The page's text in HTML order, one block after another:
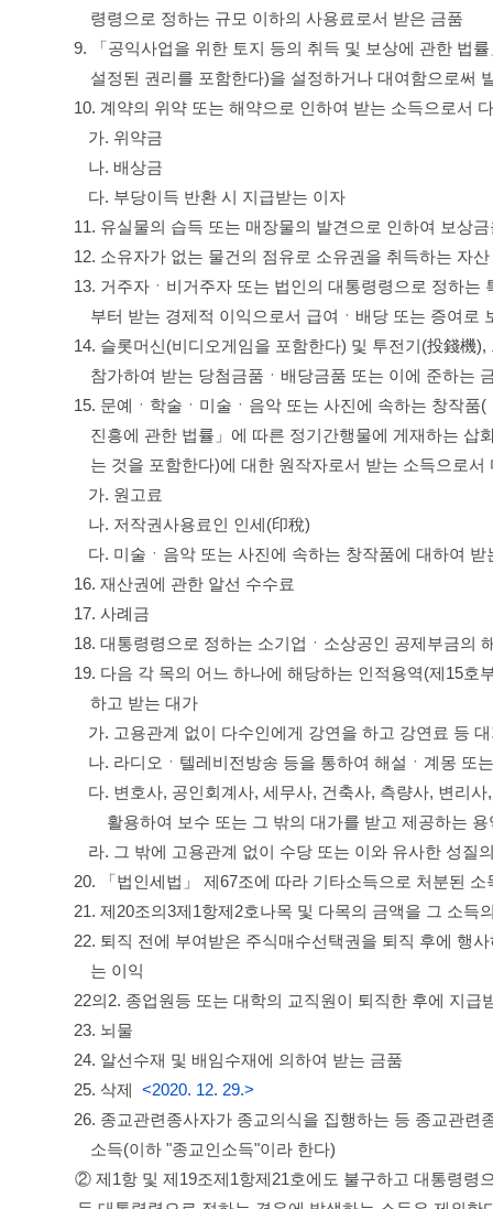
령령으로 정하는 규모 이하의 사용료로서 받은 금품
9. 「공익사업을 위한 토지 등의 취득 및 보상에 관한 법
설정된 권리를 포함한다)을 설정하거나 대여함으로써
10. 계약의 위약 또는 해약으로 인하여 받는 소득으로서
가. 위약금
나. 배상금
다. 부당이득 반환 시 지급받는 이자
11. 유실물의 습득 또는 매장물의 발견으로 인하여 보상
12. 소유자가 없는 물건의 점유로 소유권을 취득하는 자산
13. 거주자ㆍ비거주자 또는 법인의 대통령령으로 정하
부터 받는 경제적 이익으로서 급여ㆍ배당 또는 증여로
14. 슬롯머신(비디오게임을 포함한다) 및 투전기(投錢機
참가하여 받는 당첨금품ㆍ배당금품 또는 이에 준하는
15. 문예ㆍ학술ㆍ미술ㆍ음악 또는 사진에 속하는 창작
진흥에 관한 법률」에 따른 정기간행물에 게재하는 삽
는 것을 포함한다)에 대한 원작자로서 받는 소득으로
가. 원고료
나. 저작권사용료인 인세(印稅)
다. 미술ㆍ음악 또는 사진에 속하는 창작품에 대하여 받
16. 재산권에 관한 알선 수수료
17. 사례금
18. 대통령령으로 정하는 소기업ㆍ소상공인 공제부금의
19. 다음 각 목의 어느 하나에 해당하는 인적용역(제15
하고 받는 대가
가. 고용관계 없이 다수인에게 강연을 하고 강연료 등
나. 라디오ㆍ텔레비전방송 등을 통하여 해설ㆍ계몽 또
다. 변호사, 공인회계사, 세무사, 건축사, 측량사, 변리
활용하여 보수 또는 그 밖의 대가를 받고 제공하는 용
라. 그 밖에 고용관계 없이 수당 또는 이와 유사한 성질
20. 「법인세법」 제67조에 따라 기타소득으로 처분된 소
21. 제20조의3제1항제2호나목 및 다목의 금액을 그 소득
22. 퇴직 전에 부여받은 주식매수선택권을 퇴직 후에 행
는 이익
22의2. 종업원등 또는 대학의 교직원이 퇴직한 후에 지급
23. 뇌물
24. 알선수재 및 배임수재에 의하여 받는 금품
25. 삭제 <2020. 12. 29.>
26. 종교관련종사자가 종교의식을 집행하는 등 종교관
소득(이하 "종교인소득"이라 한다)
② 제1항 및 제19조제1항제21호에도 불구하고 대통령령